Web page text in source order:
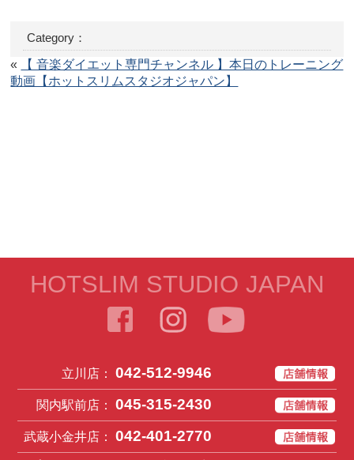
Category：
«
【 音楽ダイエット専門チャンネル 】本日のトレーニング
動画【ホットスリムスタジオジャパン】
HOTSLIM STUDIO JAPAN
立川店： 042-512-9946
関内駅前店： 045-315-2430
武蔵小金井店： 042-401-2770